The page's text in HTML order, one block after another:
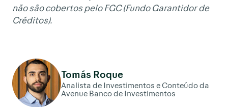
não são cobertos pelo FGC (Fundo Garantidor de
Créditos).
Tomás Roque
Analista de Investimentos e Conteúdo da
Avenue Banco de Investimentos